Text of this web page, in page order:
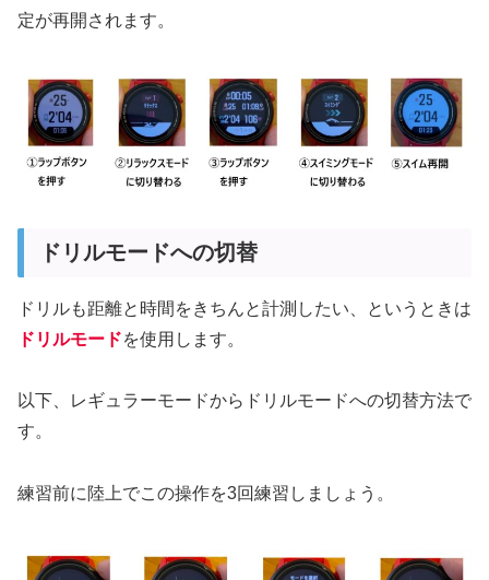
定が再開されます。
ドリルモードへの切替
ドリルも距離と時間をきちんと計測したい、というときは
ドリルモードを使用します。
以下、レギュラーモードからドリルモードへの切替方法で
す。
練習前に陸上でこの操作を3回練習しましょう。